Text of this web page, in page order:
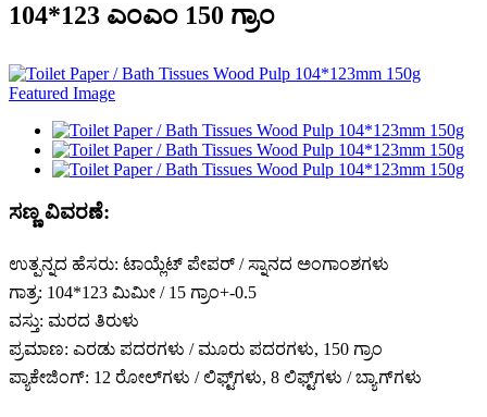
104*123 ಎಂಎಂ 150 ಗ್ರಾಂ
ಸಣ್ಣ ವಿವರಣೆ:
ಉತ್ಪನ್ನದ ಹೆಸರು: ಟಾಯ್ಲೆಟ್ ಪೇಪರ್ / ಸ್ನಾನದ ಅಂಗಾಂಶಗಳು
ಗಾತ್ರ: 104*123 ಮಿಮೀ / 15 ಗ್ರಾಂ+-0.5
ವಸ್ತು: ಮರದ ತಿರುಳು
ಪ್ರಮಾಣ: ಎರಡು ಪದರಗಳು / ಮೂರು ಪದರಗಳು, 150 ಗ್ರಾಂ
ಪ್ಯಾಕೇಜಿಂಗ್: 12 ರೋಲ್‌ಗಳು / ಲಿಫ್ಟ್‌ಗಳು, 8 ಲಿಫ್ಟ್‌ಗಳು / ಬ್ಯಾಗ್‌ಗಳು